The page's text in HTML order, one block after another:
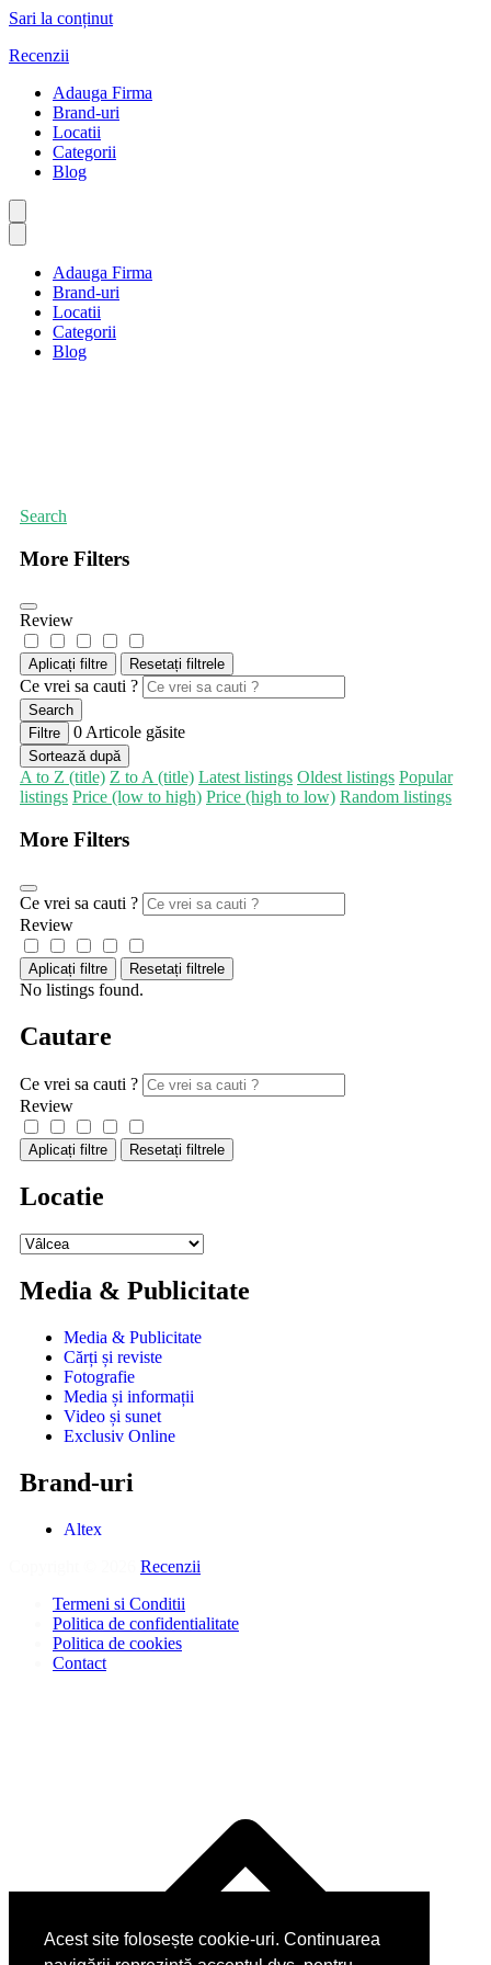
Acest site folosește cookie-uri. Continuarea
Sari la conținut
Recenzii
Adauga Firma
Brand-uri
Locatii
Categorii
Blog
Adauga Firma
Brand-uri
Locatii
Categorii
Blog
Search
More Filters
Review
Aplicați filtre Resetați filtrele
Ce vrei sa cauti ?
Search
Filtre
0 Articole găsite
Sortează după
A to Z (title) Z to A (title) Latest listings Oldest listings Popular
listings Price (low to high) Price (high to low) Random listings
More Filters
Ce vrei sa cauti ?
Review
Aplicați filtre Resetați filtrele
No listings found.
Cautare
Ce vrei sa cauti ?
Review
Aplicați filtre Resetați filtrele
Locatie
Media & Publicitate
Media & Publicitate
Cărți și reviste
Fotografie
Media și informații
Video și sunet
Exclusiv Online
Brand-uri
Altex
Recenzii
Termeni si Conditii
Politica de confidentialitate
Politica de cookies
Contact